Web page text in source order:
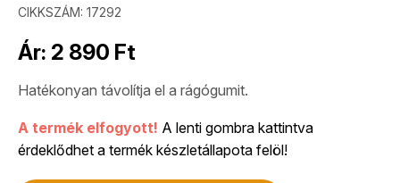
CIKKSZÁM: 17292
Ár: 2 890 Ft
Hatékonyan távolítja el a rágógumit.
A termék elfogyott! A lenti gombra kattintva
érdeklődhet a termék készletállapota felöl!